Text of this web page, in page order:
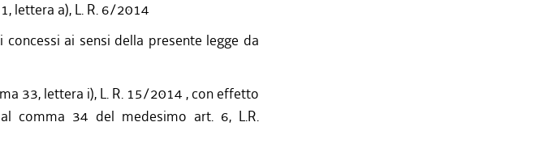
lettera a), L. R. 6/2014
ai sensi della presente legge da
33, lettera i), L. R. 15/2014 , con effetto
comma 34 del medesimo art. 6, L.R.